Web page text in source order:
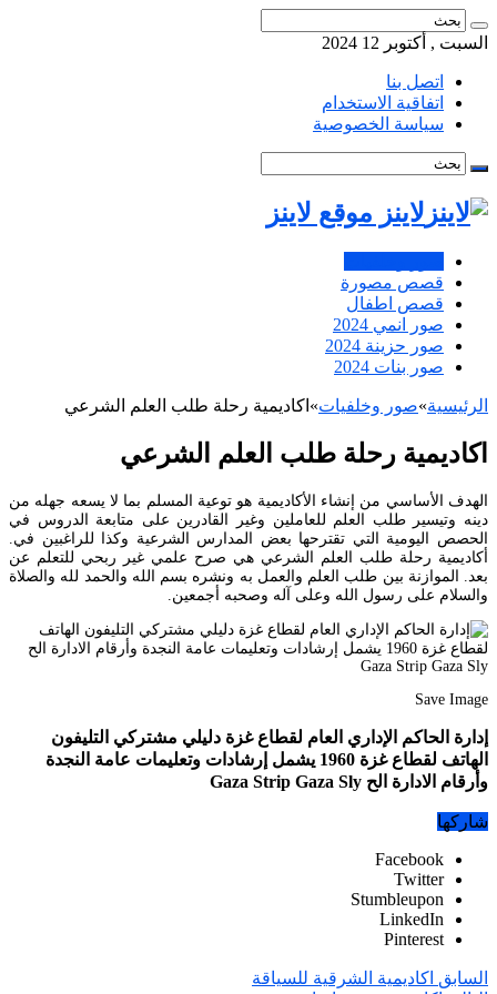
السبت , أكتوبر 12 2024
اتصل بنا
اتفاقية الاستخدام
سياسة الخصوصية
لاينز موقع لاينز
قصص مصورة
قصص اطفال
صور انمي 2024
صور حزينة 2024
صور بنات 2024
الرئيسية»صور وخلفيات» اكاديمية رحلة طلب العلم الشرعي
اكاديمية رحلة طلب العلم الشرعي
الهدف الأساسي من إنشاء الأكاديمية هو توعية المسلم بما لا يسعه جهله من
دينه وتيسير طلب العلم للعاملين وغير القادرين على متابعة الدروس في
الحصص اليومية التي تقترحها بعض المدارس الشرعية وكذا للراغبين في.
أكاديمية رحلة طلب العلم الشرعي هي صرح علمي غير ربحي للتعلم عن
بعد. الموازنة بين طلب العلم والعمل به ونشره بسم الله والحمد لله والصلاة
والسلام على رسول الله وعلى آله وصحبه أجمعين.
Save Image
إدارة الحاكم الإداري العام لقطاع غزة دليلي مشتركي التليفون
الهاتف لقطاع غزة 1960 يشمل إرشادات وتعليمات عامة النجدة
وأرقام الادارة الح Gaza Strip Gaza Sly
شاركها
Facebook
Twitter
Stumbleupon
LinkedIn
Pinterest
السابق اكاديمية الشرقية للسياقة